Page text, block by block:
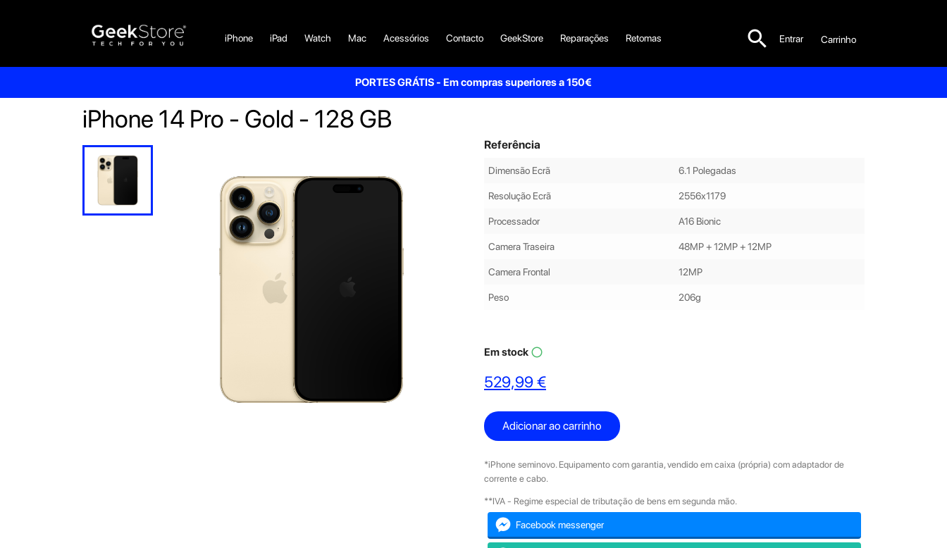
iPhone iPad Watch Mac Acessórios Contacto GeekStore Reparações Retomas  Entrar Carrinho
PORTES GRÁTIS - Em compras superiores a 150€
iPhone 14 Pro - Gold - 128 GB
Referência
Dimensão Ecrã 6.1 Polegadas
Resolução Ecrã 2556x1179
Processador A16 Bionic
Camera Traseira 48MP + 12MP + 12MP
Camera Frontal 12MP
Peso 206g
Em stock panorama_fish_eye
529,99 €
Adicionar ao carrinho
*iPhone seminovo. Equipamento com garantia, vendido em caixa (própria) com adaptador de
corrente e cabo.
**IVA - Regime especial de tributação de bens em segunda mão.
Facebook messenger